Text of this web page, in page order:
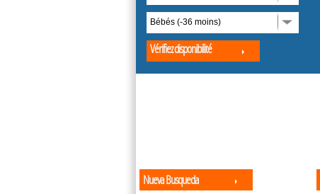
Bébés (-36 moins)
Vérifiez disponibilité
Nueva Busqueda